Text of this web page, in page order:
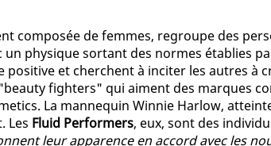
composée de femmes, regroupe des
physique sortant des normes établies
et cherchent à inciter les autres à
fighters" qui aiment des marques
La mannequin Winnie Harlow,
Les Fluid Performers, eux, sont des
leur apparence en accord avec les